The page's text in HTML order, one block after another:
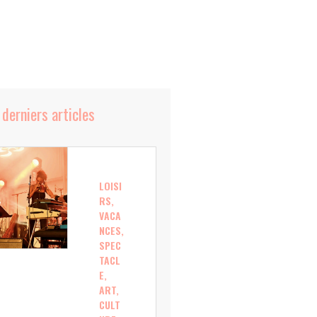
articles
LOISI
RS,
VACA
NCES,
SPEC
TACL
E,
ART,
CULT